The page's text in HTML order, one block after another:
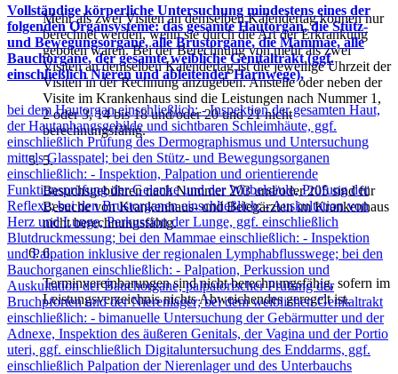
Mehr als zwei Visiten an demselben Kalendertag können nur
berechnet werden, wenn sie durch die Art der Erkrankung
geboten waren. Bei der Berechnung von mehr als zwei
Visiten an demselben Kalendertag ist die jeweilige Uhrzeit der
Visiten in der Rechnung anzugeben. Anstelle oder neben der
Visite im Krankenhaus sind die Leistungen nach Nummer 1,
2 oder 3, 14 bis 18 und/oder 20 und 21 nicht
berechnungsfähig.
5.
Besuchsgebühren nach Nummer 203 und/oder 205 sind für
Besuche von Krankenhaus- und Belegärzten im Krankenhaus
nicht berechnungsfähig.
6.
Terminvereinbarungen sind nicht berechnungsfähig, sofern im
Leistungsverzeichnis nichts Abweichendes geregelt ist.
Vollständige körperliche Untersuchung mindestens eines der
folgenden Organsysteme: das gesamte Hautorgan, die Stütz-
und Bewegungsorgane, alle Brustorgane, die Mammae, alle
Bauchorgane, der gesamte weibliche Genitaltrakt (ggf.
einschließlich Nieren und ableitender Harnwege),
bei dem Hautorgan einschließlich: - Inspektion der gesamten Haut,
der Hautanhangsgebilde und sichtbaren Schleimhäute, ggf.
einschließlich Prüfung des Dermographismus und Untersuchung
mittels Glasspatel; bei den Stütz- und Bewegungsorganen
einschließlich: - Inspektion, Palpation und orientierende
Funktionsprüfung der Gelenke und der Wirbelsäule, Prüfung der
Reflexe; bei den Brustorganen einschließlich: - Auskultation von
Herz und Lunge, Perkussion der Lunge, ggf. einschließlich
Blutdruckmessung; bei den Mammae einschließlich: - Inspektion
und Palpation inklusive der regionalen Lymphabflusswege; bei den
Bauchorganen einschließlich: - Palpation, Perkussion und
Auskultation der Bauchorgane, palpatorischer Prüfung der
Bruchpforten und der Nierenlager; bei dem weiblichen Genitaltrakt
einschließlich: - bimanuelle Untersuchung der Gebärmutter und der
Adnexe, Inspektion des äußeren Genitals, der Vagina und der Portio
uteri, ggf. einschließlich Digitaluntersuchung des Enddarms, ggf.
einschließlich Palpation der Nierenlager und des Unterbauchs